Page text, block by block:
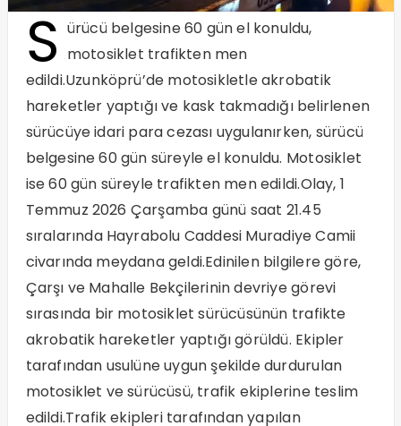
S ürücü belgesine 60 gün el konuldu,
motosiklet trafikten men
edildi.Uzunköprü’de motosikletle akrobatik
hareketler yaptığı ve kask takmadığı belirlenen
sürücüye idari para cezası uygulanırken, sürücü
belgesine 60 gün süreyle el konuldu. Motosiklet
ise 60 gün süreyle trafikten men edildi.Olay, 1
Temmuz 2026 Çarşamba günü saat 21.45
sıralarında Hayrabolu Caddesi Muradiye Camii
civarında meydana geldi.Edinilen bilgilere göre,
Çarşı ve Mahalle Bekçilerinin devriye görevi
sırasında bir motosiklet sürücüsünün trafikte
akrobatik hareketler yaptığı görüldü. Ekipler
tarafından usulüne uygun şekilde durdurulan
motosiklet ve sürücüsü, trafik ekiplerine teslim
edildi.Trafik ekipleri tarafından yapılan